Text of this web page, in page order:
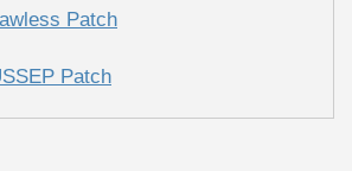
Patch
Patch